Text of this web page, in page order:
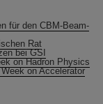
für den CBM-Beam-
Rat
bei GSI
on Hadron Physics
on Accelerator